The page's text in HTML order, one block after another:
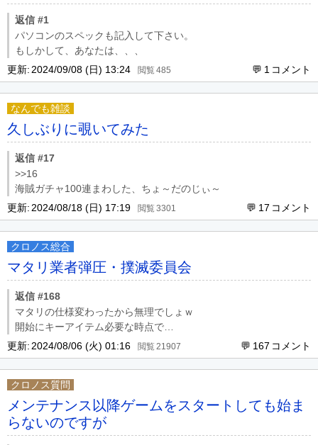
返信 #1
パソコンのスペックも記入して下さい。
もしかして、あなたは、、、
更新: 2024/09/08 (日) 13:24 485 1
なんでも雑談
久しぶりに覗いてみた
返信 #17
>>16
海賊ガチャ100連まわした、ちょ～だのじぃ～
更新: 2024/08/18 (日) 17:19 3301 17
クロノス総合
マタリ業者弾圧・撲滅委員会
返信 #168
マタリの仕様変わったから無理でしょｗ
開始にキーアイテム必要な時点で…
更新: 2024/08/06 (火) 01:16 21907 167
クロノス質問
メンテナンス以降ゲームをスタートしても始ま
らないのですが